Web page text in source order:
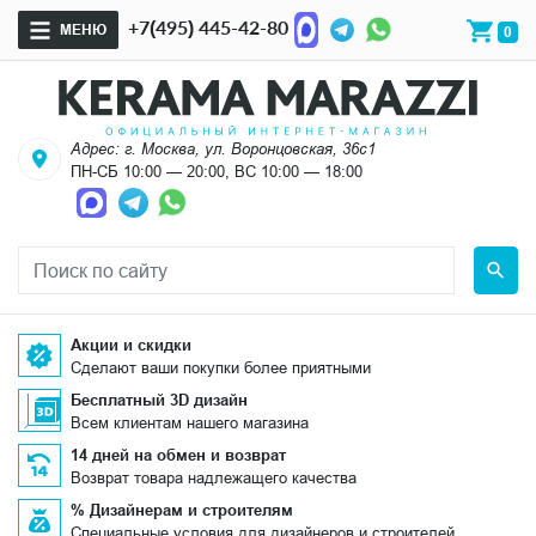
МЕНЮ +7(495) 445-42-80 0
Адрес: г. Москва, ул. Воронцовская, 36с1
ПН-СБ 10:00 — 20:00, ВС 10:00 — 18:00
Акции и скидки
Сделают ваши покупки более приятными
Бесплатный 3D дизайн
Всем клиентам нашего магазина
14 дней на обмен и возврат
Возврат товара надлежащего качества
% Дизайнерам и строителям